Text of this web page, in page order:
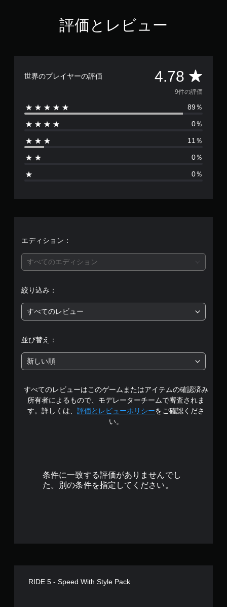
評価とレビュー
世界のプレイヤーの評価 4.78 評
価
数
は
、
段
階
の
4
.
7
9件の評価
89％
0％
11％
0％
0％
エディション：
すべてのエディション
絞り込み：
すべてのレビュー
並び替え：
新しい順
すべてのレビューはこのゲームまたはアイテムの確認済み
所有者によるもので、モデレーターチームで審査されま
す。詳しくは、 評価とレビューポリシーをご確認くださ
い。
条件に一致する評価がありませんでし
た。別の条件を指定してください。
RIDE 5 - Speed With Style Pack